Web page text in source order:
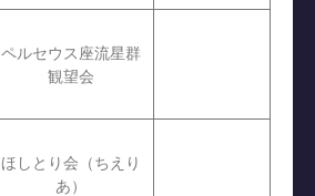
ペルセウス座流星群
観望会
ほしとり会（ちえり
あ）